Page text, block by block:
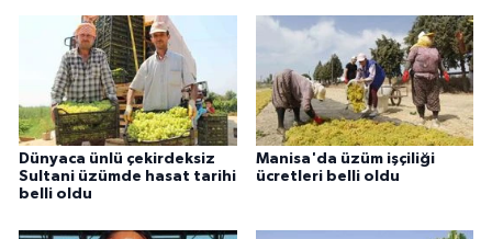
Dünyaca ünlü çekirdeksiz
Sultani üzümde hasat tarihi
belli oldu
Manisa'da üzüm işçiliği
ücretleri belli oldu